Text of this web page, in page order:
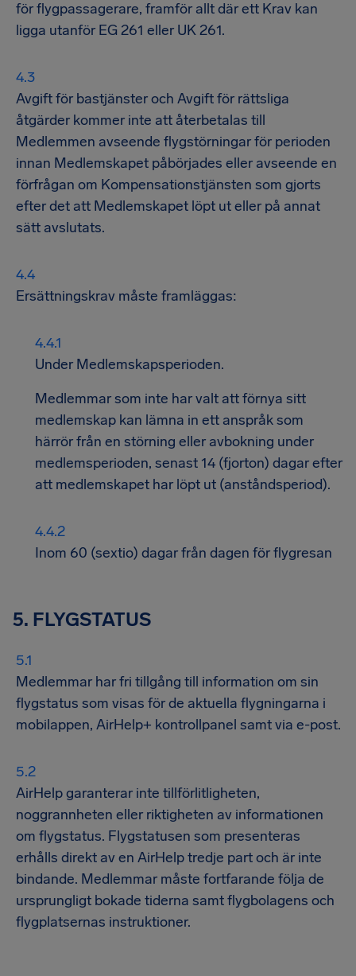
för flygpassagerare, framför allt där ett Krav kan
ligga utanför EG 261 eller UK 261.
Avgift för bastjänster och Avgift för rättsliga
åtgärder kommer inte att återbetalas till
Medlemmen avseende flygstörningar för perioden
innan Medlemskapet påbörjades eller avseende en
förfrågan om Kompensationstjänsten som gjorts
efter det att Medlemskapet löpt ut eller på annat
sätt avslutats.
Ersättningskrav måste framläggas:
Under Medlemskapsperioden.
Medlemmar som inte har valt att förnya sitt
medlemskap kan lämna in ett anspråk som
härrör från en störning eller avbokning under
medlemsperioden, senast 14 (fjorton) dagar efter
att medlemskapet har löpt ut (anståndsperiod).
Inom 60 (sextio) dagar från dagen för flygresan
5. FLYGSTATUS
Medlemmar har fri tillgång till information om sin
flygstatus som visas för de aktuella flygningarna i
mobilappen, AirHelp+ kontrollpanel samt via e-post.
AirHelp garanterar inte tillförlitligheten,
noggrannheten eller riktigheten av informationen
om flygstatus. Flygstatusen som presenteras
erhålls direkt av en AirHelp tredje part och är inte
bindande. Medlemmar måste fortfarande följa de
ursprungligt bokade tiderna samt flygbolagens och
flygplatsernas instruktioner.